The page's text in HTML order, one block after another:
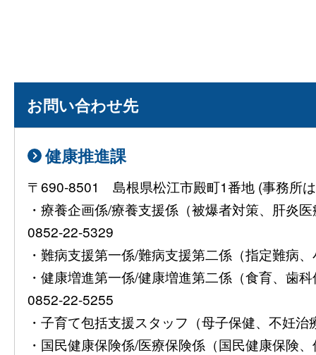
お問い合わせ先
健康推進課
〒690-8501 島根県松江市殿町1番地 (事務所
・療養企画係/療養支援係（被爆者対策、肝炎
0852-22-5329
・難病支援第一係/難病支援第二係（指定難病
・健康増進第一係/健康増進第二係（食育、歯
0852-22-5255
・子育て包括支援スタッフ（母子保健、不妊
・国民健康保険係/医療保険係（国民健康保険